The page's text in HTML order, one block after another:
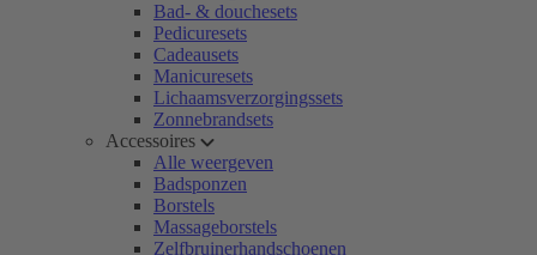
Bad- & douchesets
Pedicuresets
Cadeausets
Manicuresets
Lichaamsverzorgingssets
Zonnebrandsets
Accessoires
Alle weergeven
Badsponzen
Borstels
Massageborstels
Zelfbruinerhandschoenen